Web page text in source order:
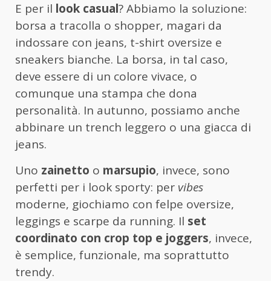
E per il look casual? Abbiamo la soluzione:
borsa a tracolla o shopper, magari da
indossare con jeans, t-shirt oversize e
sneakers bianche. La borsa, in tal caso,
deve essere di un colore vivace, o
comunque una stampa che dona
personalità. In autunno, possiamo anche
abbinare un trench leggero o una giacca di
jeans.
Uno zainetto o marsupio, invece, sono
perfetti per i look sporty: per vibes
moderne, giochiamo con felpe oversize,
leggings e scarpe da running. Il set
coordinato con crop top e joggers, invece,
è semplice, funzionale, ma soprattutto
trendy.